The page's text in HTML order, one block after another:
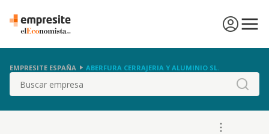
EMPRESITE ESPAÑA ABERFURA CERRAJERIA Y ALUMINIO SL.
Buscar